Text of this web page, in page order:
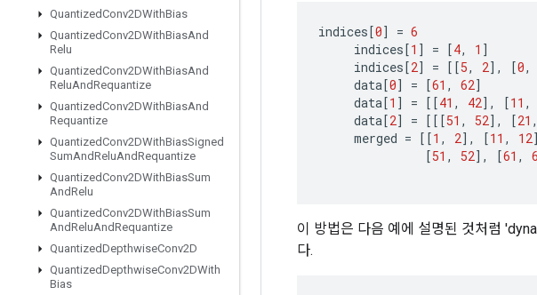
QuantizedConv2DWithBias
QuantizedConv2DWithBiasAnd
Relu
QuantizedConv2DWithBiasAnd
ReluAndRequantize
QuantizedConv2DWithBiasAnd
Requantize
QuantizedConv2DWithBiasSigned
SumAndReluAndRequantize
QuantizedConv2DWithBiasSum
AndRelu
QuantizedConv2DWithBiasSum
AndReluAndRequantize
QuantizedDepthwiseConv2D
QuantizedDepthwiseConv2DWith
Bias
indices[0] = 6
indices[1 ] = [4, 1 ]
indices[2] = [[5, 2] , [0,
data[0] = [61 , 62]
data[1 ] = [[41 , 42] , [11 ,
data[2] = [[[51 , 52] , [21 ,
merged = [[1 , 2] , [11 , 12]
[51 , 52] , [61 ,
이 방법은 다음 예에 설명된 것처럼
다.